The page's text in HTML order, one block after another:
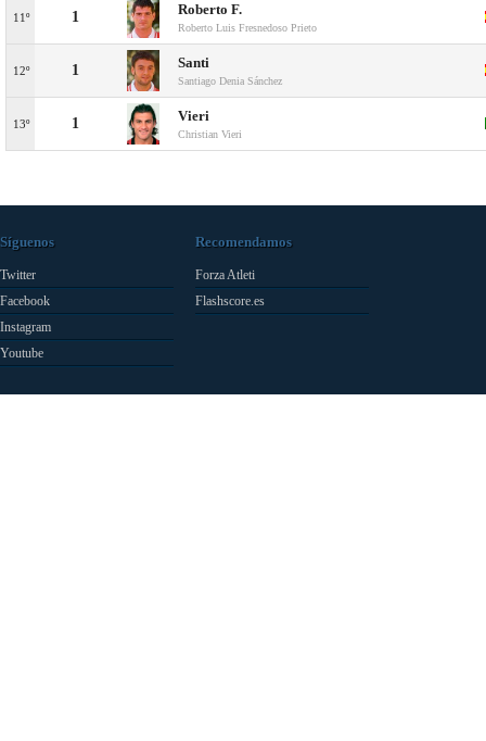
11º 1 Roberto F.
Roberto Luis Fresnedoso Prieto
12º 1 Santi
Santiago Denia Sánchez
13º 1 Vieri
Christian Vieri
Síguenos
Twitter
Facebook
Instagram
Youtube
Recomendamos
Forza Atleti
Flashscore.es